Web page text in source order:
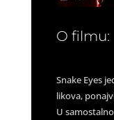
O filmu:
Snake Eyes
likova,
U